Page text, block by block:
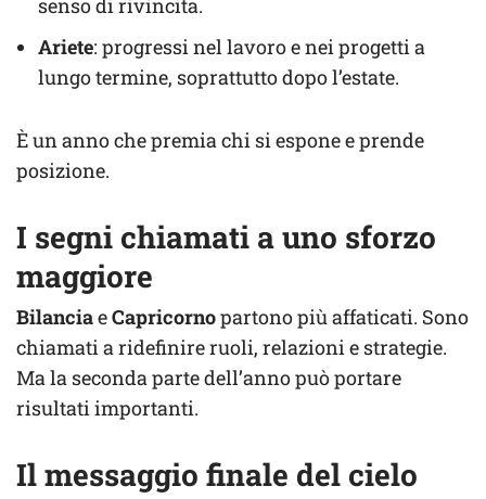
Ariete: progressi nel lavoro e nei progetti a
lungo termine, soprattutto dopo l’estate.
È un anno che premia chi si espone e prende
posizione.
I segni chiamati a uno sforzo
maggiore
BilanciaeCapricornopartono più affaticati. Sono
chiamati a ridefinire ruoli, relazioni e strategie.
Ma la seconda parte dell’anno può portare
risultati importanti.
Il messaggio finale del cielo